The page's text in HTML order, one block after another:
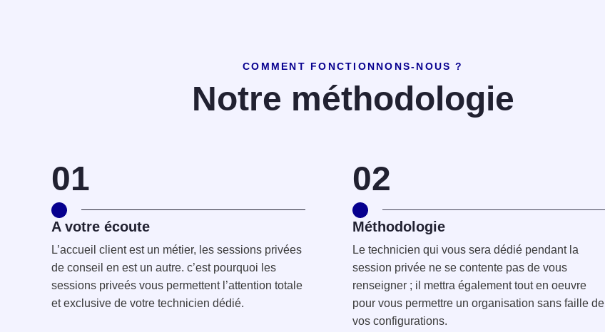
COMMENT FONCTIONNONS-NOUS ?
Notre méthodologie
01
A votre écoute
L’accueil client est un métier, les sessions privées
de conseil en est un autre. c’est pourquoi les
sessions priveés vous permettent l’attention totale
et exclusive de votre technicien dédié.
02
Méthodologie
Le technicien qui vous sera dédié pendant la
session privée ne se contente pas de vous
renseigner ; il mettra également tout en oeuvre
pour vous permettre un organisation sans faille de
vos configurations.